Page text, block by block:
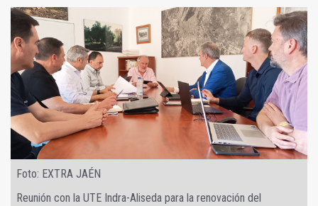
Foto: EXTRA JAÉN
Reunión con la UTE Indra-Aliseda para la renovación del